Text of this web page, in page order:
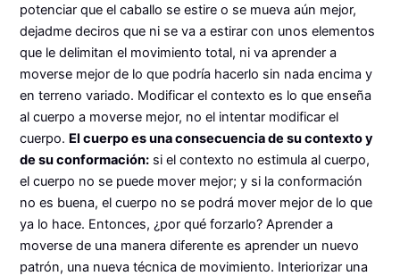
potenciar que el caballo se estire o se mueva aún mejor,
dejadme deciros que ni se va a estirar con unos elementos
que le delimitan el movimiento total, ni va aprender a
moverse mejor de lo que podría hacerlo sin nada encima y
en terreno variado. Modificar el contexto es lo que enseña
al cuerpo a moverse mejor, no el intentar modificar el
cuerpo. El cuerpo es una consecuencia de su contexto y
de su conformación: si el contexto no estimula al cuerpo,
el cuerpo no se puede mover mejor; y si la conformación
no es buena, el cuerpo no se podrá mover mejor de lo que
ya lo hace. Entonces, ¿por qué forzarlo? Aprender a
moverse de una manera diferente es aprender un nuevo
patrón, una nueva técnica de movimiento. Interiorizar una